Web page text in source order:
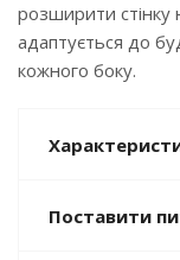
розширити стінку
адаптується до
кожного боку.
Поставити